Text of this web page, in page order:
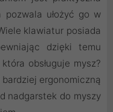
pozwala ułożyć go w
klawiatur posiada
dzięki temu
obsługuje mysz?
ergonomiczną
nadgarstek do myszy